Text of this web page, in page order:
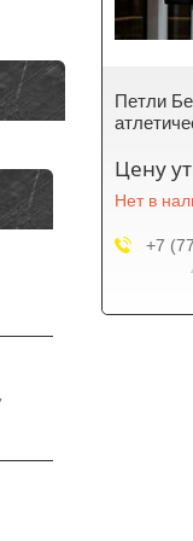
Петли
Цену
Нет в
+7